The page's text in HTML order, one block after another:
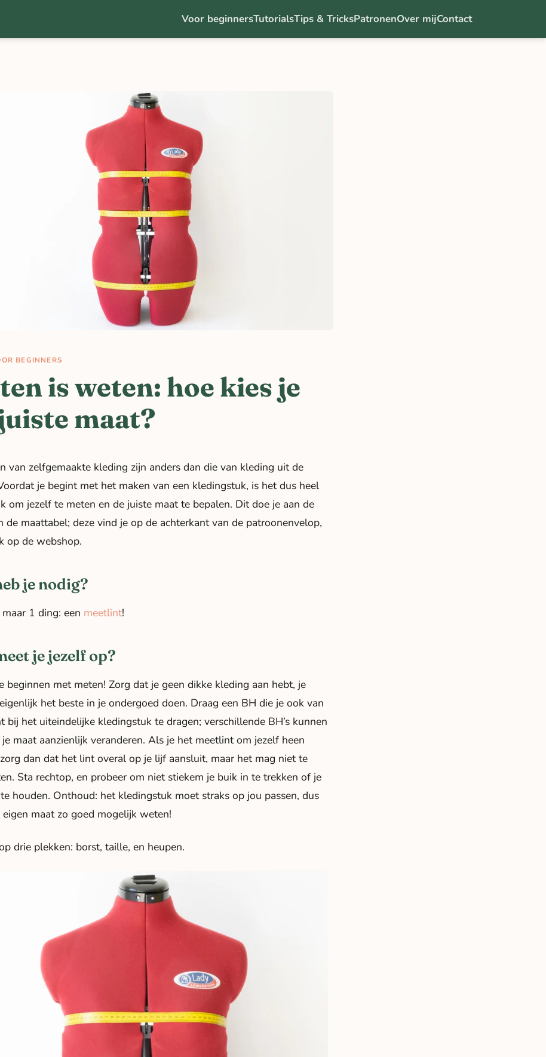
Voor beginnersTutorialsTips & TricksPatronenOver mijContact
BEGINNERS
is weten: hoe kies je
maat?
van zelfgemaakte kleding zijn anders dan die van kleding uit de
je begint met het maken van een kledingstuk, is het dus heel
om jezelf te meten en de juiste maat te bepalen. Dit doe je aan de
de maattabel; deze vind je op de achterkant van de patroonenvelop,
op de webshop.
je nodig?
1 ding: een meetlint!
je jezelf op?
beginnen met meten! Zorg dat je geen dikke kleding aan hebt, je
het beste in je ondergoed doen. Draag een BH die je ook van
bij het uiteindelijke kledingstuk te dragen; verschillende BH’s kunnen
maat aanzienlijk veranderen. Als je het meetlint om jezelf heen
dan dat het lint overal op je lijf aansluit, maar het mag niet te
Sta rechtop, en probeer om niet stiekem je buik in te trekken of je
houden. Onthoud: het kledingstuk moet straks op jou passen, dus
maat zo goed mogelijk weten!
drie plekken: borst, taille, en heupen.